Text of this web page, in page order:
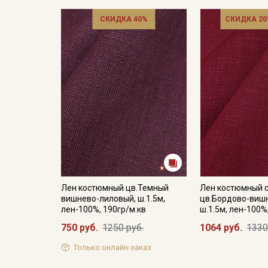
СКИДКА 40%
Лен костюмный цв.Темный
вишнево-лиловый, ш.1.5м,
лен-100%, 190гр/м.кв
750 руб. 1250 руб.
Только онлайн-заказ
СКИДКА
Лен костюмный
цв.Бордово-
ш.1.5м, лен-
1064 руб.